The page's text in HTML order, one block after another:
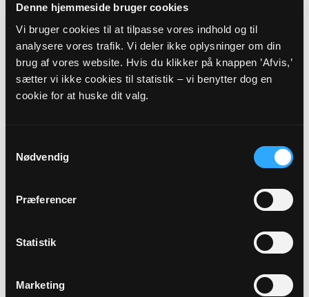
Denne hjemmeside bruger cookies
Vi bruger cookies til at tilpasse vores indhold og til
analysere vores trafik. Vi deler ikke oplysninger om din
brug af vores website. Hvis du klikker på knappen ’Afvis,’
sætter vi ikke cookies til statistik – vi benytter dog en
cookie for at huske dit valg.
Nødvendig
Præferencer
Statistik
Marketing
Adresse
Hjallerup Kirke,Hjallerupvej 27, 9320 Hjallerup
Beskrivelse
'Gå med venner' og Cykelvenner er en del af Hjallerup
venner' omhandler gåture med beboerne fra Plejecentret
Stengården. Cykelvenner foregår på særlige cykler, hvor
Stengården, der kan få en god tur og en god snak i den
friske luft. Kontakt Karsten Knudsen på mobil 41295230
mki@km.dk, hvis du vil høre mere om besøgstjenesten og